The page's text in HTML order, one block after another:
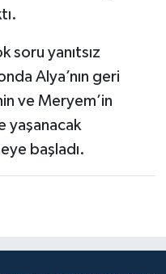
soru yanıtsız
Alya’nın geri
ve Meryem’in
yaşanacak
başladı.